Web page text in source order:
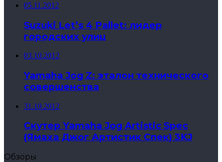
05.11.2012
Suzuki Let’s 4 Pallet: лидер
городских улиц
03.10.2012
Yamaha Jog Z: эталон технического
совершенства
31.10.2012
Скутер Yamaha Jog Artistic Spec
(Ямаха Джог Артистик Спек) 3KJ
Обзоры